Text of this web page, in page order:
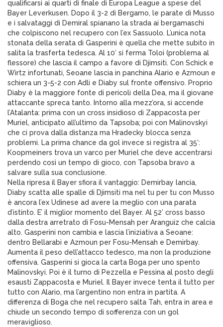
qualificarsi ai quarti di finale di Europa League a spese del
Bayer Leverkusen. Dopo il 3-2 di Bergamo, le parate di Musso
e i salvataggi di Demiral spianano la strada ai bergamaschi
che colpiscono nel recupero con l’ex Sassuolo. L’unica nota
stonata della serata di Gasperini è quella che mette subito in
salita la trasferta tedesca. Al 10′ si ferma Toloi (problema al
flessore) che lascia il campo a favore di Djimsiti. Con Schick e
Wirtz infortunati, Seoane lascia in panchina Alario e Azmoun e
schiera un 3-5-2 con Adli e Diaby sul fronte offensivo. Proprio
Diaby è la maggiore fonte di pericoli della Dea, ma il giovane
attaccante spreca tanto. Intorno alla mezz’ora, si accende
l’Atalanta: prima con un cross insidioso di Zappacosta per
Muriel, anticipato all’ultimo da Tapsoba; poi con Malinovskyi
che ci prova dalla distanza ma Hradecky blocca senza
problemi. La prima chance da gol invece si registra al 35′:
Koopmeiners trova un varco per Muriel che deve accentrarsi
perdendo così un tempo di gioco, con Tapsoba bravo a
salvare sulla sua conclusione.
Nella ripresa il Bayer sfiora il vantaggio: Demirbay lancia,
Diaby scatta alle spalle di Djimsiti ma nel tu per tu con Musso
è ancora l’ex Udinese ad avere la meglio con una parata
d’istinto. E’ il miglior momento del Bayer. Al 52′ cross basso
dalla destra arretrato di Fosu-Mensah per Aranguiz che calcia
alto. Gasperini non cambia e lascia l’iniziativa a Seoane:
dentro Bellarabi e Azmoun per Fosu-Mensah e Demirbay.
Aumenta il peso dell’attacco tedesco, ma non la produzione
offensiva. Gasperini si gioca la carta Boga per uno spento
Malinovskyi. Poi è il turno di Pezzella e Pessina al posto degli
esausti Zappacosta e Muriel. Il Bayer invece tenta il tutto per
tutto con Alario, ma l’argentino non entra in partita. A
differenza di Boga che nel recupero salta Tah, entra in area e
chiude un secondo tempo di sofferenza con un gol
meraviglioso.